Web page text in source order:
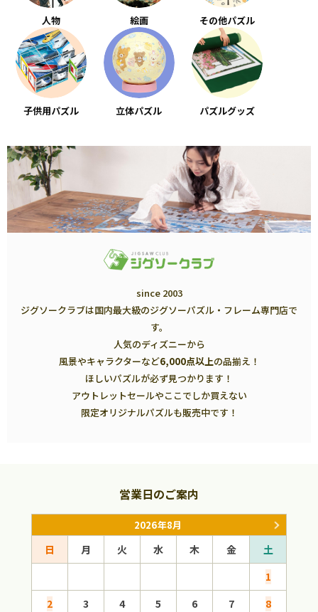
人物 絵画 その他パズル
子供用パズル 立体パズル パズルグッズ
since 2003
ジグソークラブは国内最大級のジグソーパズル・フレーム専門店で
す。
人気のディズニーから
風景やキャラクターなど6,000点以上の品揃え！
ほしいパズルが必ず見つかります！
アウトレットセールやここでしか買えない
限定オリジナルパズルも販売中です！
営業日のご案内
2026年8月
日 月 火 水 木 金
土
1
2
3 4 5 6 7
8